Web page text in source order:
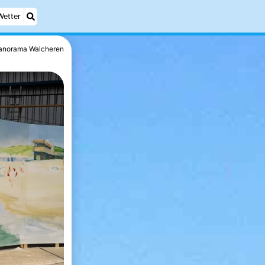
Walcheren